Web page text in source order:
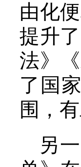
由化
提升
法》
了国
围，
另